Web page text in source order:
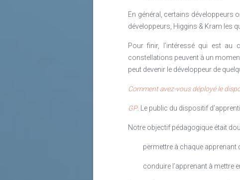
En général, certains développeurs
développeurs, Higgins & Kram les
Pour finir, l’intéressé qui est au
constellations peuvent à un
peut devenir le développeur de
Comment avez-vous déployé le
GP. Le public du dispositif
Notre objectif pédagogique était
permettre à chaque apprenant
conduire l’apprenant à mettre